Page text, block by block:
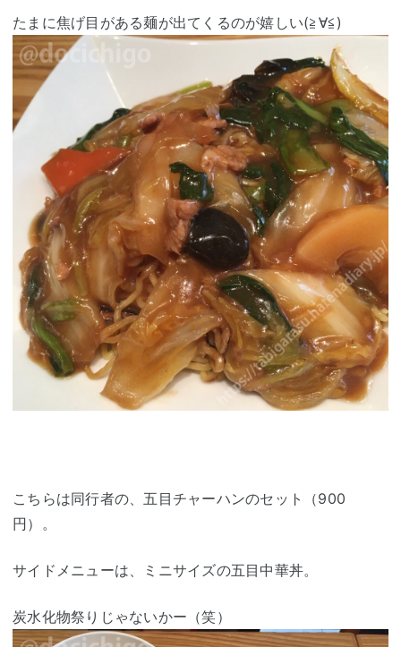
たまに焦げ目がある麺が出てくるのが嬉しい(≧∀≦)
こちらは同行者の、五目チャーハンのセット（900
円）。
サイドメニューは、ミニサイズの五目中華丼。
炭水化物祭りじゃないかー（笑）